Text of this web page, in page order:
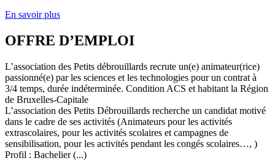
En savoir plus
OFFRE D’EMPLOI
L’association des Petits débrouillards recrute un(e) animateur(rice)
passionné(e) par les sciences et les technologies pour un contrat à
3/4 temps, durée indéterminée. Condition ACS et habitant la Région
de Bruxelles-Capitale
L’association des Petits Débrouillards recherche un candidat motivé
dans le cadre de ses activités (Animateurs pour les activités
extrascolaires, pour les activités scolaires et campagnes de
sensibilisation, pour les activités pendant les congés scolaires…, )
Profil : Bachelier (...)